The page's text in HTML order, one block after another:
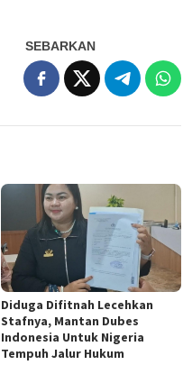
SEBARKAN
Diduga Difitnah Lecehkan
Stafnya, Mantan Dubes
Indonesia Untuk Nigeria
Tempuh Jalur Hukum